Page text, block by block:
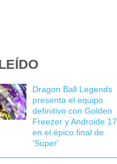
Dragon Ball Legends
presenta el equipo
definitivo con Golden
Freezer y Androide 17
en el épico final de
'Super'